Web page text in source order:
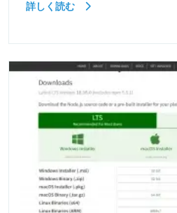
詳しく読む